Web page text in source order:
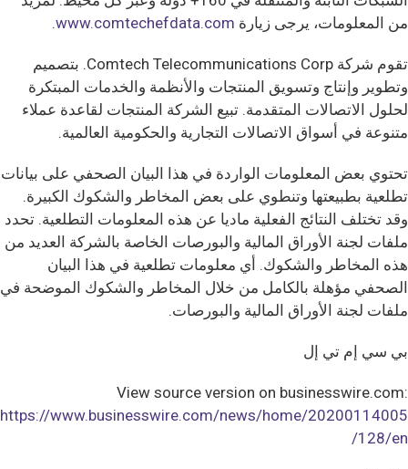
من المعلومات، يرجى زيارة www.comtechefdata.com
.
تقوم شركة Comtech Telecommunications Corp. بتصميم
وتطوير وإنتاج وتسويق المنتجات والأنظمة والخدمات المبتكرة
لحلول الاتصالات المتقدمة. تبيع الشركة المنتجات لقاعدة عملاء
متنوعة في أسواق الاتصالات التجارية والحكومية العالمية.
تحتوي بعض المعلومات الواردة في هذا البيان الصحفي على بيانات
تطلعية بطبيعتها وتنطوي على بعض المخاطر والشكوك الكبيرة.
وقد تختلف النتائج الفعلية ماديا عن هذه المعلومات التطلعية. تحدد
ملفات لجنة الأوراق المالية والبورصات الخاصة بالشركة العديد من
هذه المخاطر والشكوك. أي معلومات تطلعية في هذا البيان
الصحفي مؤهلة بالكامل من خلال المخاطر والشكوك الموضحة في
ملفات لجنة الأوراق المالية والبورصات.
بي سي إم تي إل
View source version on businesswire.com:
https://www.businesswire.com/news/home/20200114005
128/en/